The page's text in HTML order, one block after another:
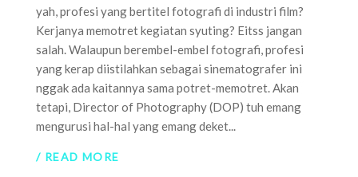
yah, profesi yang bertitel fotografi di industri film?
Kerjanya memotret kegiatan syuting? Eitss jangan
salah. Walaupun berembel-embel fotografi, profesi
yang kerap diistilahkan sebagai sinematografer ini
nggak ada kaitannya sama potret-memotret. Akan
tetapi, Director of Photography (DOP) tuh emang
mengurusi hal-hal yang emang deket...
/ READ MORE